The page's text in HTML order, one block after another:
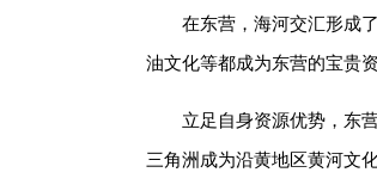
在东营，海河交汇形成
油文化等都成为东营的宝贵资
立足自身资源优势，东
三角洲成为沿黄地区黄河文